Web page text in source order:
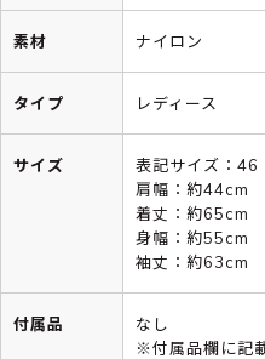
素材 ナイロン
タイプ レディース
サイズ
表記サイズ：46
肩幅：約44cm
着丈：約65cm
身幅：約55cm
袖丈：約63cm
付属品
なし
※付属品欄に記